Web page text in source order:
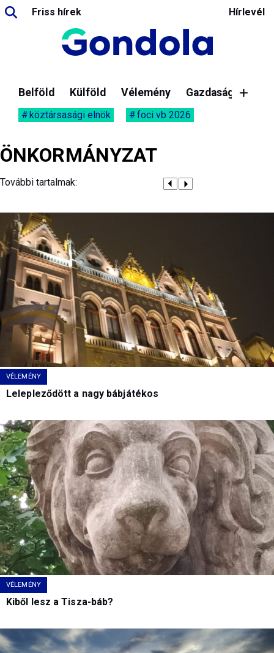
Friss hírek Hírlevél
Belföld Külföld Vélemény Gazdaság
köztársasági elnök foci vb 2026
ÖNKORMÁNYZAT
További tartalmak:
VÉLEMÉNY
Lelepleződött a nagy bábjátékos
VÉLEMÉNY
Kiből lesz a Tisza-báb?